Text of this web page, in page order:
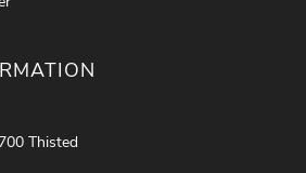
Thisted